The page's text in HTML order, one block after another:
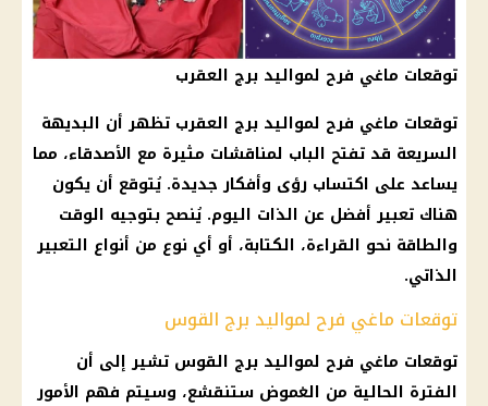
توقعات ماغي فرح لمواليد برج العقرب
توقعات ماغي فرح لمواليد برج العقرب تظهر أن البديهة
السريعة قد تفتح الباب لمناقشات مثيرة مع الأصدقاء، مما
يساعد على اكتساب رؤى وأفكار جديدة. يُتوقع أن يكون
هناك تعبير أفضل عن الذات اليوم. يُنصح بتوجيه الوقت
والطاقة نحو القراءة، الكتابة، أو أي نوع من أنواع التعبير
الذاتي.
توقعات ماغي فرح لمواليد برج القوس
توقعات ماغي فرح لمواليد برج القوس تشير إلى أن
الفترة الحالية من الغموض ستنقشع، وسيتم فهم الأمور